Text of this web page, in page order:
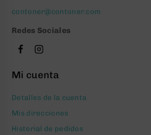
contoner@contoner.com
Redes Sociales
Mi cuenta
Detalles de la cuenta
Mis direcciones
Historial de pedidos